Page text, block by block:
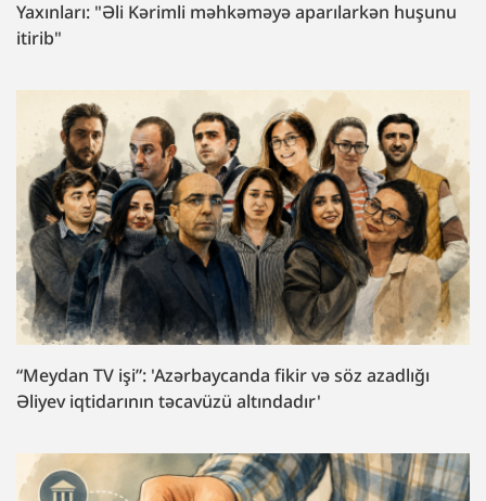
Yaxınları: "Əli Kərimli məhkəməyə aparılarkən huşunu
itirib"
“Meydan TV işi”: 'Azərbaycanda fikir və söz azadlığı
Əliyev iqtidarının təcavüzü altındadır'